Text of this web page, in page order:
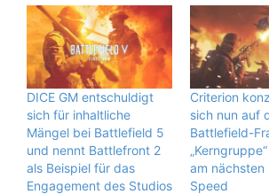
DICE GM entschuldigt
sich für inhaltliche
Mängel bei Battlefield 5
und nennt Battlefront 2
als Beispiel für das
Engagement des Studios
Criterion
sich nun auf
Battlefield-
am nächsten
Speed